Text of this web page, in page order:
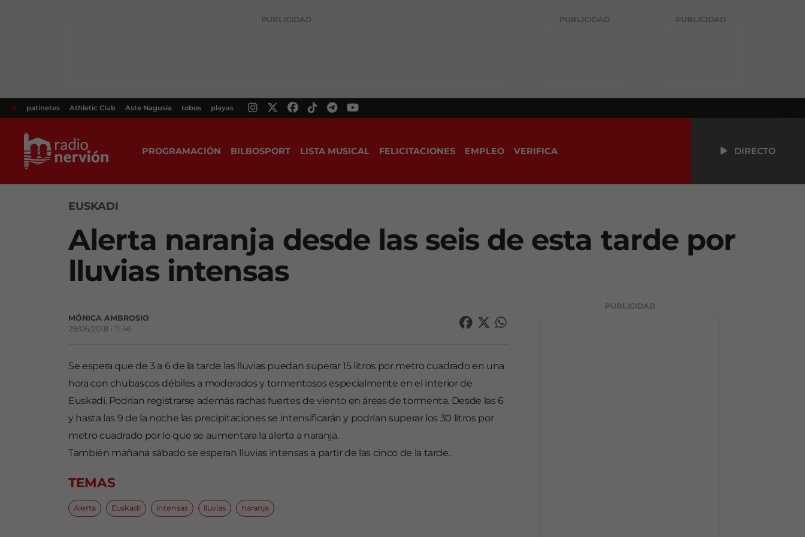
PUBLICIDAD PUBLICIDAD PUBLICIDAD
# patinetes Athletic Club Aste Nagusia robos playas
PROGRAMACIÓN BILBOSPORT LISTA MUSICAL FELICITACIONES EMPLEO VERIFICA DIRECTO
EUSKADI
Alerta naranja desde las seis de esta tarde por
lluvias intensas
MÓNICA AMBROSIO
29/06/2018 • 11:46
Se espera que de 3 a 6 de la tarde las lluvias puedan superar 15 litros por metro cuadrado en una
hora con chubascos débiles a moderados y tormentosos especialmente en el interior de
Euskadi. Podrían registrarse además rachas fuertes de viento en áreas de tormenta. Desde las 6
y hasta las 9 de la noche las precipitaciones se intensificarán y podrían superar los 30 litros por
metro cuadrado por lo que se aumentara la alerta a naranja.
También mañana sábado se esperan lluvias intensas a partir de las cinco de la tarde.
TEMAS
Alerta Euskadi intensas lluvias naranja
PUBLICIDAD